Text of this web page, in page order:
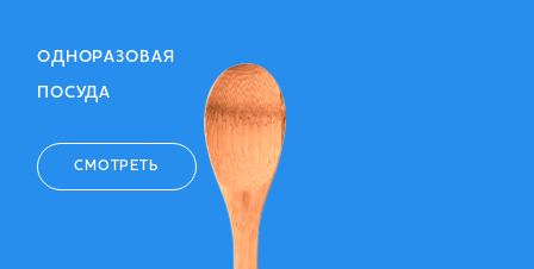
ОДНОРАЗОВАЯ
ПОСУДА
СМОТРЕТЬ